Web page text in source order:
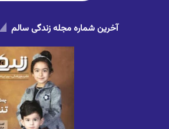
آخرین شماره مجله زندگی سالم